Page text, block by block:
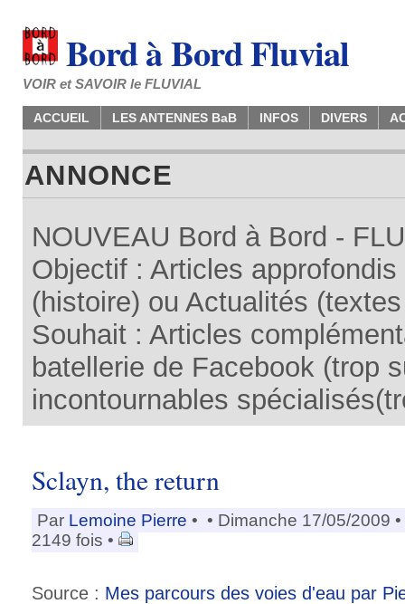
Bord à Bord Fluvial
VOIR et SAVOIR le FLUVIAL
ACCUEIL LES ANTENNES BaB INFOS DIVERS
ANNONCE
NOUVEAU Bord à Bord -
Objectif : Articles
(histoire) ou Actualités
Souhait : Articles
batellerie de Facebook (trop
incontournables
Sclayn, the return
Par Lemoine Pierre • • Dimanche 17/05/2009 •
2149 fois •
Source : Mes parcours des voies d'eau par